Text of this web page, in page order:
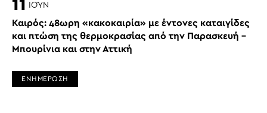
11 ΙΟΎΝ
Καιρός: 48ωρη «κακοκαιρία» με έντονες καταιγίδες
και πτώση της θερμοκρασίας από την Παρασκευή –
Μπουρίνια και στην Αττική
ΕΝΗΜΕΡΩΣΗ